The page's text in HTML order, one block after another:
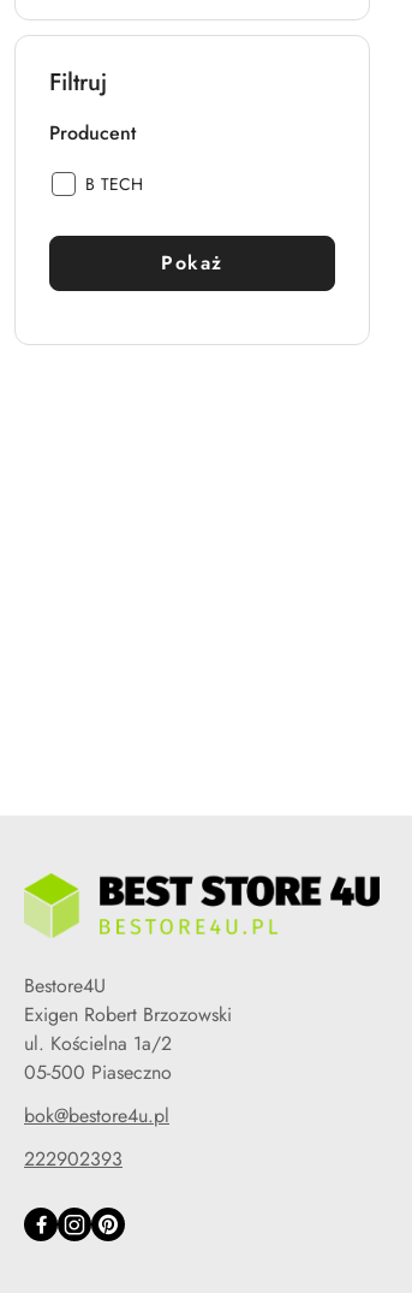
Filtruj
Producent
Producent:
B TECH
Pokaż
Bestore4U
Exigen Robert Brzozowski
ul. Kościelna 1a/2
05-500 Piaseczno
bok@bestore4u.pl
222902393